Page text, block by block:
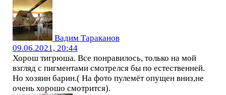
Вадим Тараканов
09.06.2021, 20:44
Хорош тигрюша. Все понравилось, только на мой
взгляд с пигментами смотрелся бы по естественней.
Но хозяин барин.( На фото пулемёт опущен вниз,не
очень хорошо смотрится).